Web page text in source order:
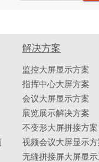
解决方案
监控大屏显示方案
指挥中心大屏方案
会议大屏显示方案
展览展示解决方案
不变形大屏拼接方案
视频会议大屏显示
无缝拼接屏大屏显